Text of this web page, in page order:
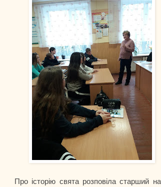
Про історію свята розповіла старший